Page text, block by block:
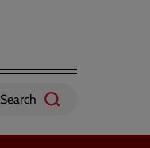
Search